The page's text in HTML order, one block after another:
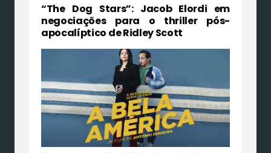
“The Dog Stars”: Jacob Elordi em
negociações para o thriller pós-
apocalíptico de Ridley Scott